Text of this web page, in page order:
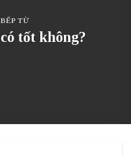
TỪ
tốt không?